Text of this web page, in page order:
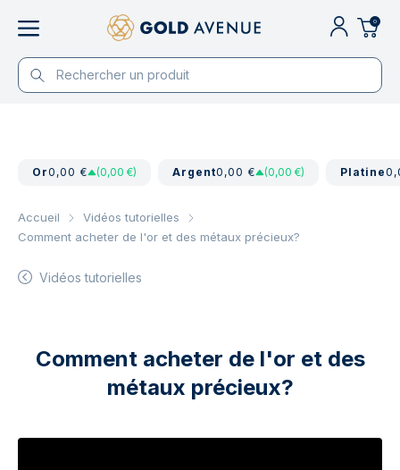
0
Or0,00 € (0,00 €) Argent0,00 € (0,00 €) Platine
Accueil
Vidéos tutorielles
Comment acheter de l'or et des métaux précieux?
Vidéos tutorielles
Comment acheter de l'or et des
métaux précieux?